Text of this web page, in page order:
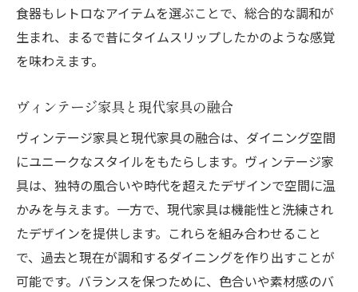
食器もレトロなアイテムを選ぶことで、総合的な調和が
生まれ、まるで昔にタイムスリップしたかのような感覚
を味わえます。
ヴィンテージ家具と現代家具の融合
ヴィンテージ家具と現代家具の融合は、ダイニング空間
にユニークなスタイルをもたらします。ヴィンテージ家
具は、独特の風合いや時代を超えたデザインで空間に温
かみを与えます。一方で、現代家具は機能性と洗練され
たデザインを提供します。これらを組み合わせること
で、過去と現在が調和するダイニングを作り出すことが
可能です。バランスを保つために、色合いや素材感のバ